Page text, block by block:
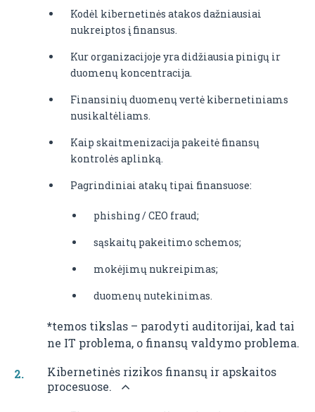
Kodėl kibernetinės atakos dažniausiai
nukreiptos į finansus.
Kur organizacijoje yra didžiausia pinigų ir
duomenų koncentracija.
Finansinių duomenų vertė kibernetiniams
nusikaltėliams.
Kaip skaitmenizacija pakeitė finansų
kontrolės aplinką.
Pagrindiniai atakų tipai finansuose:
phishing / CEO fraud;
sąskaitų pakeitimo schemos;
mokėjimų nukreipimas;
duomenų nutekinimas.
*temos tikslas – parodyti auditorijai, kad tai
ne IT problema, o finansų valdymo problema.
Kibernetinės rizikos finansų ir apskaitos
procesuose.